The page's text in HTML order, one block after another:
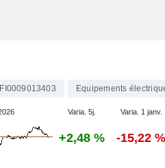
FI0009013403 Equipements
Varia. 5j. Varia. 1 janv.
+2,48 % -15,22 %